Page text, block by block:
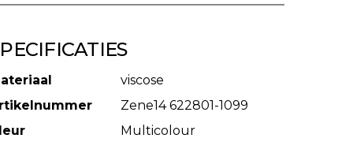
viscose
Zene14 622801-1099
Multicolour